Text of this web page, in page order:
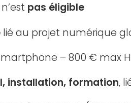
pas éligible
lié au projet numérique
– 800 € max
installation, formation,